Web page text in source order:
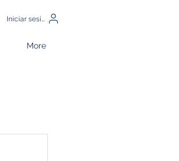
Iniciar sesión
More